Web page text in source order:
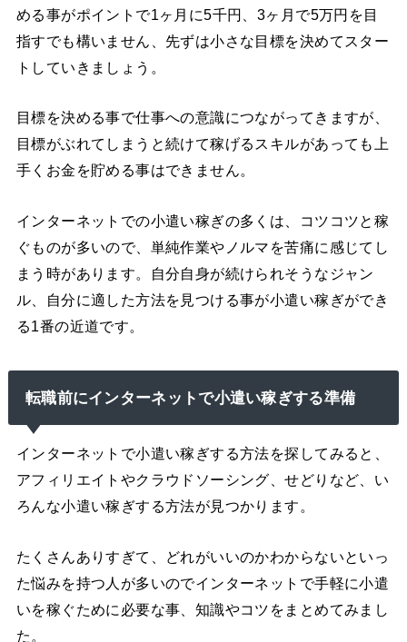
める事がポイントで1ヶ月に5千円、3ヶ月で5万円を目
指すでも構いません、先ずは小さな目標を決めてスター
トしていきましょう。
目標を決める事で仕事への意識につながってきますが、
目標がぶれてしまうと続けて稼げるスキルがあっても上
手くお金を貯める事はできません。
インターネットでの小遣い稼ぎの多くは、コツコツと稼
ぐものが多いので、単純作業やノルマを苦痛に感じてし
まう時があります。自分自身が続けられそうなジャン
ル、自分に適した方法を見つける事が小遣い稼ぎができ
る1番の近道です。
転職前にインターネットで小遣い稼ぎする準備
インターネットで小遣い稼ぎする方法を探してみると、
アフィリエイトやクラウドソーシング、せどりなど、い
ろんな小遣い稼ぎする方法が見つかります。
たくさんありすぎて、どれがいいのかわからないといっ
た悩みを持つ人が多いのでインターネットで手軽に小遣
いを稼ぐために必要な事、知識やコツをまとめてみまし
た。